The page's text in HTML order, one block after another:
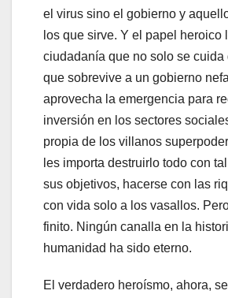
el virus sino el gobierno y
los que sirve. Y el papel heroico
ciudadanía que no solo se cuida
que sobrevive a un gobierno
aprovecha la emergencia para
inversión en los sectores
propia de los villanos
les importa destruirlo todo con
sus objetivos, hacerse con las
con vida solo a los vasallos.
finito. Ningún canalla en la
humanidad ha sido eterno.
El verdadero heroísmo, ahora,